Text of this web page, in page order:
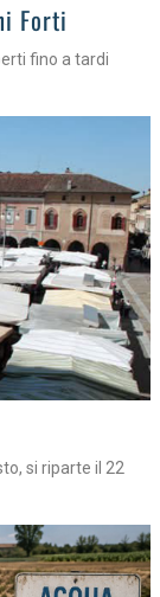
Forti
fino a tardi
si riparte il 22